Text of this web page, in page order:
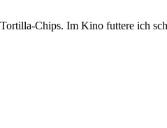
Chips. Im Kino futtere ich